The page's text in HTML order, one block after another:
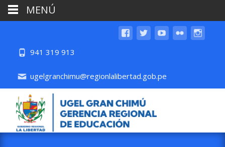
941 319 913
ugelgranchimu@regionlalibertad.gob.pe
MENÚ